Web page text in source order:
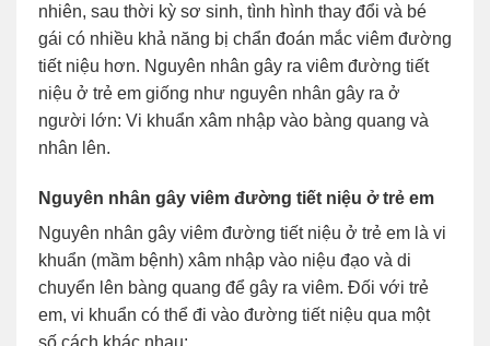
nhiên, sau thời kỳ sơ sinh, tình hình thay đổi và bé
gái có nhiều khả năng bị chẩn đoán mắc viêm đường
tiết niệu hơn. Nguyên nhân gây ra viêm đường tiết
niệu ở trẻ em giống như nguyên nhân gây ra ở
người lớn: Vi khuẩn xâm nhập vào bàng quang và
nhân lên.
Nguyên nhân gây viêm đường tiết niệu ở trẻ em
Nguyên nhân gây viêm đường tiết niệu ở trẻ em là vi
khuẩn (mầm bệnh) xâm nhập vào niệu đạo và di
chuyển lên bàng quang để gây ra viêm. Đối với trẻ
em, vi khuẩn có thể đi vào đường tiết niệu qua một
số cách khác nhau: